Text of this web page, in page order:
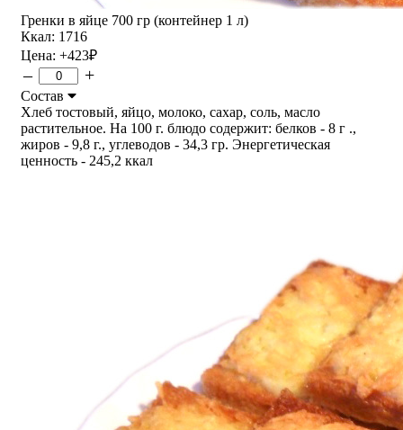
Гренки в яйце 700 гр (контейнер 1 л)
Ккал: 1716
Цена: +423₽
– +
Состав
Хлеб тостовый, яйцо, молоко, сахар, соль, масло
растительное. На 100 г. блюдо содержит: белков - 8 г .,
жиров - 9,8 г., углеводов - 34,3 гр. Энергетическая
ценность - 245,2 ккал